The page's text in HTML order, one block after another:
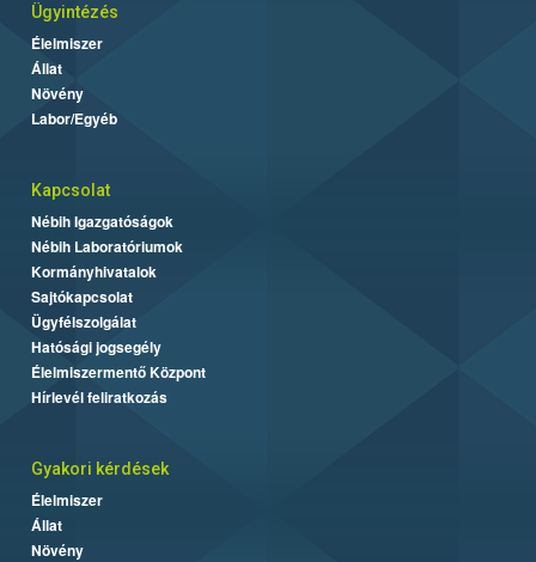
Ügyintézés
Élelmiszer
Állat
Növény
Labor/Egyéb
Kapcsolat
Nébih Igazgatóságok
Nébih Laboratóriumok
Kormányhivatalok
Sajtókapcsolat
Ügyfélszolgálat
Hatósági jogsegély
Élelmiszermentő Központ
Hírlevél feliratkozás
Gyakori kérdések
Élelmiszer
Állat
Növény